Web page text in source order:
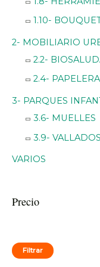
1.10-
2- MOBILIARIO
2.2-
2.4-
3- PARQUES
3.6- MUELLES
3.9- VALLADOS
VARIOS
Precio
Filtrar